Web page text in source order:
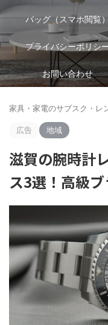
バッグ（スマホ閲覧）
プライバシーポリシ
お問い合わせ
家具・家電のサブスク・レ
広告 地域
滋賀の腕時計
ス3選！高級